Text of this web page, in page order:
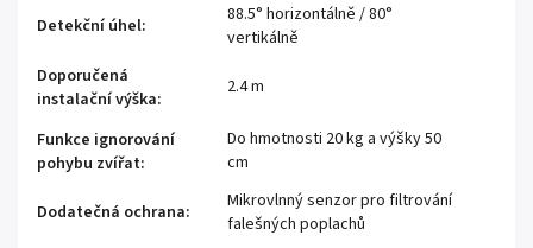
Detekční úhel:
88.5° horizontálně / 80°
vertikálně
Doporučená
instalační výška:
2.4 m
Funkce ignorování
pohybu zvířat:
Do hmotnosti 20 kg a výšky 50
cm
Dodatečná ochrana:
Mikrovlnný senzor pro filtrování
falešných poplachů